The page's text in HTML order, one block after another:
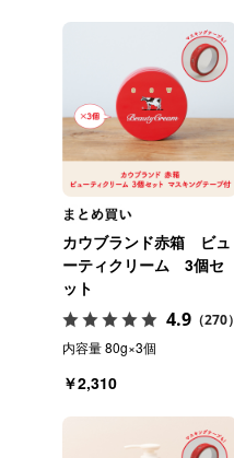
カウブランド赤箱 ビュ
ーティクリーム 3個セ
ット
4.9（270）
内容量 80g×3個
￥2,310